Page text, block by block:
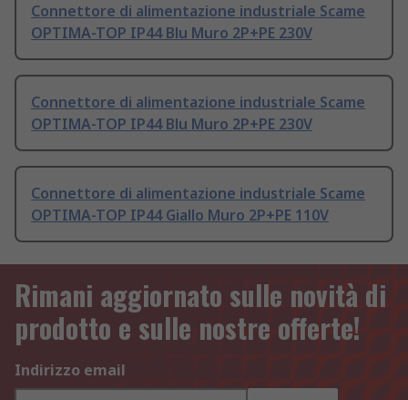
Connettore di alimentazione industriale Scame
OPTIMA-TOP IP44 Blu Muro 2P+PE 230V
Connettore di alimentazione industriale Scame
OPTIMA-TOP IP44 Blu Muro 2P+PE 230V
Connettore di alimentazione industriale Scame
OPTIMA-TOP IP44 Giallo Muro 2P+PE 110V
Rimani aggiornato sulle novità di
prodotto e sulle nostre offerte!
Indirizzo email